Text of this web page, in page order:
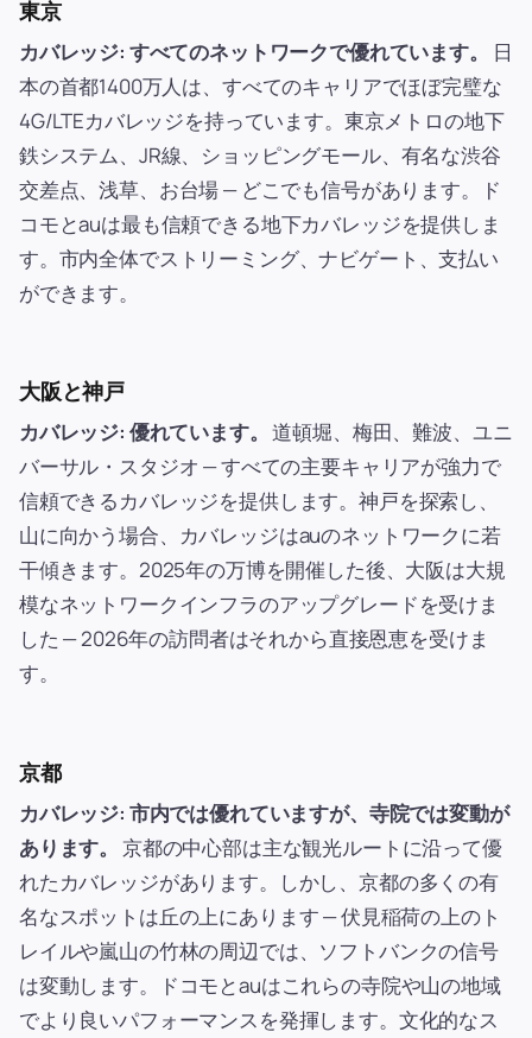
東京
カバレッジ: すべてのネットワークで優れています。
日
本の首都1400万人は、すべてのキャリアでほぼ完璧な
4G/LTEカバレッジを持っています。東京メトロの地下
鉄システム、JR線、ショッピングモール、有名な渋谷
交差点、浅草、お台場 — どこでも信号があります。ド
コモとauは最も信頼できる地下カバレッジを提供しま
す。市内全体でストリーミング、ナビゲート、支払い
ができます。
大阪と神戸
カバレッジ: 優れています。 道頓堀、梅田、難波、ユニ
バーサル・スタジオ — すべての主要キャリアが強力で
信頼できるカバレッジを提供します。神戸を探索し、
山に向かう場合、カバレッジはauのネットワークに若
干傾きます。2025年の万博を開催した後、大阪は大規
模なネットワークインフラのアップグレードを受けま
した — 2026年の訪問者はそれから直接恩恵を受けま
す。
京都
カバレッジ: 市内では優れていますが、寺院では変動が
あります。
京都の中心部は主な観光ルートに沿って優
れたカバレッジがあります。しかし、京都の多くの有
名なスポットは丘の上にあります — 伏見稲荷の上のト
レイルや嵐山の竹林の周辺では、ソフトバンクの信号
は変動します。ドコモとauはこれらの寺院や山の地域
でより良いパフォーマンスを発揮します。文化的なス